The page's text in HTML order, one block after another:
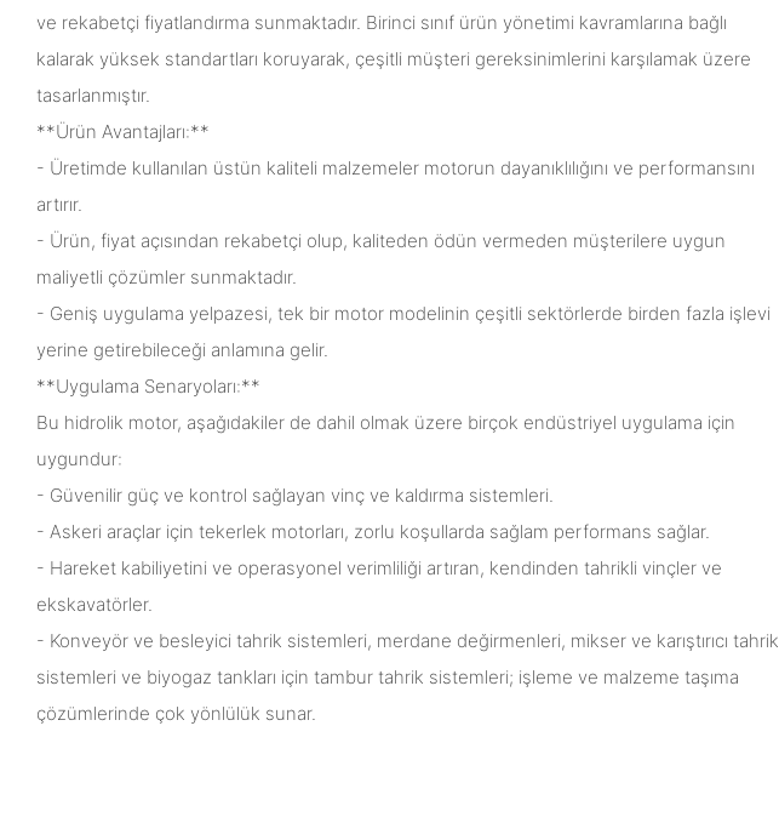
ve rekabetçi fiyatlandırma sunmaktadır. Birinci sınıf ürün yönetimi kavramlarına bağlı
kalarak yüksek standartları koruyarak, çeşitli müşteri gereksinimlerini karşılamak üzere
tasarlanmıştır.
**Ürün Avantajları:**
- Üretimde kullanılan üstün kaliteli malzemeler motorun dayanıklılığını ve performansını
artırır.
- Ürün, fiyat açısından rekabetçi olup, kaliteden ödün vermeden müşterilere uygun
maliyetli çözümler sunmaktadır.
- Geniş uygulama yelpazesi, tek bir motor modelinin çeşitli sektörlerde birden fazla işlevi
yerine getirebileceği anlamına gelir.
**Uygulama Senaryoları:**
Bu hidrolik motor, aşağıdakiler de dahil olmak üzere birçok endüstriyel uygulama için
uygundur:
- Güvenilir güç ve kontrol sağlayan vinç ve kaldırma sistemleri.
- Askeri araçlar için tekerlek motorları, zorlu koşullarda sağlam performans sağlar.
- Hareket kabiliyetini ve operasyonel verimliliği artıran, kendinden tahrikli vinçler ve
ekskavatörler.
- Konveyör ve besleyici tahrik sistemleri, merdane değirmenleri, mikser ve karıştırıcı tahrik
sistemleri ve biyogaz tankları için tambur tahrik sistemleri; işleme ve malzeme taşıma
çözümlerinde çok yönlülük sunar.